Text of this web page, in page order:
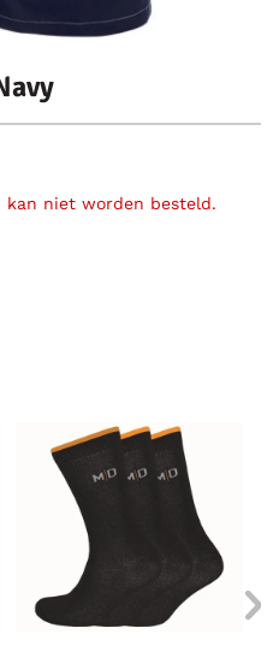
niet worden besteld.